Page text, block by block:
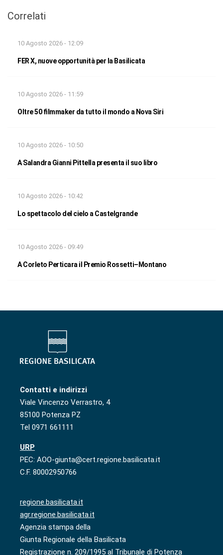
Correlati
10 Agosto 2026 - 12:09
FER X, nuove opportunità per la Basilicata
10 Agosto 2026 - 11:59
Oltre 50 filmmaker da tutto il mondo a Nova Siri
10 Agosto 2026 - 10:50
A Salandra Gianni Pittella presenta il suo libro
10 Agosto 2026 - 10:42
Lo spettacolo del cielo a Castelgrande
10 Agosto 2026 - 09:49
A Corleto Perticara il Premio Rossetti–Montano
Contatti e indirizzi
Viale Vincenzo Verrastro, 4
85100 Potenza PZ
Tel 0971 661111
URP
PEC: AOO-giunta@cert.regione.basilicata.it
C.F. 80002950766
regione.basilicata.it
agr.regione.basilicata.it
Agenzia stampa della
Giunta Regionale della Basilicata
Registrazione n. 209/1995 al Tribunale di Potenza